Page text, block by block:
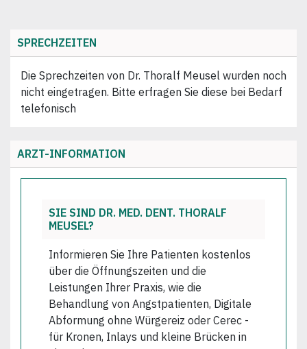
SPRECHZEITEN
Die Sprechzeiten von Dr. Thoralf Meusel wurden noch
nicht eingetragen. Bitte erfragen Sie diese bei Bedarf
telefonisch
ARZT-INFORMATION
SIE SIND DR. MED. DENT. THORALF
MEUSEL?
Informieren Sie Ihre Patienten kostenlos
über die Öffnungszeiten und die
Leistungen Ihrer Praxis, wie die
Behandlung von Angstpatienten, Digitale
Abformung ohne Würgereiz oder Cerec -
für Kronen, Inlays und kleine Brücken in